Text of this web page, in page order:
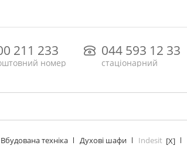
211 233
номер
044 593 12 33
стаціонарний
Вбудована техніка Духові шафи Indesit [X]